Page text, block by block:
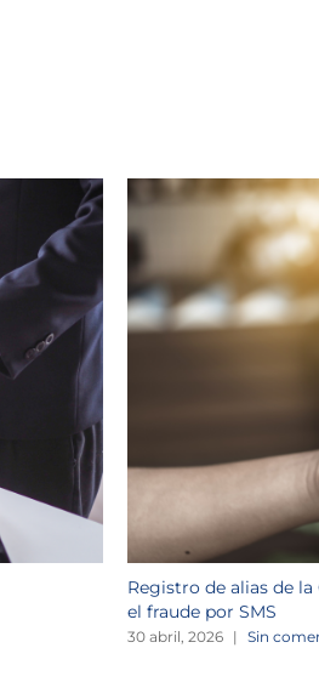
Registro de alias de
el fraude por SMS
30 abril, 2026 | Sin